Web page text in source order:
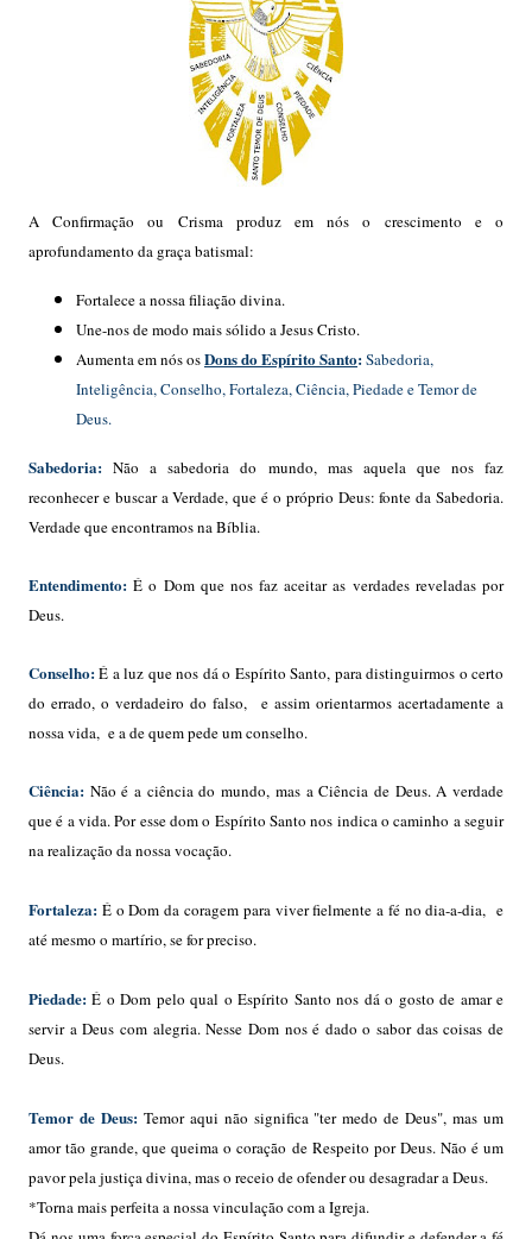
A Confirmação ou Crisma produz em nós o crescimento e o
aprofundamento da graça batismal:
Fortalece a nossa filiação divina.
Une-nos de modo mais sólido a Jesus Cristo.
Aumenta em nós osDons do Espírito Santo:Sabedoria,
Inteligência, Conselho, Fortaleza, Ciência, Piedade e Temor de
Deus.
Sabedoria: Não a sabedoria do mundo, mas aquela que nos faz
reconhecer e buscar a Verdade, que é o próprio Deus: fonte da Sabedoria.
Verdade que encontramos na Bíblia.
Entendimento: É o Dom que nos faz aceitar as verdades reveladas por
Deus.
Conselho:É a luz que nos dá o Espírito Santo, para distinguirmos o certo
do errado, o verdadeiro do falso, e assim orientarmos acertadamente a
nossa vida, e a de quem pede um conselho.
Ciência: Não é a ciência do mundo, mas a Ciência de Deus. A verdade
que é a vida. Por esse dom o Espírito Santo nos indica o caminho a seguir
na realização da nossa vocação.
Fortaleza: É o Dom da coragem para viver fielmente a fé no dia-a-dia, e
até mesmo o martírio, se for preciso.
Piedade: É o Dom pelo qual o Espírito Santo nos dá o gosto de amar e
servir a Deus com alegria. Nesse Dom nos é dado o sabor das coisas de
Deus.
Temor de Deus:Temor aqui não significa "ter medo de Deus", mas um
amor tão grande, que queima o coração de Respeito por Deus. Não é um
pavor pela justiça divina, mas o receio de ofender ou desagradar a Deus.
*Torna mais perfeita a nossa vinculação com a Igreja.